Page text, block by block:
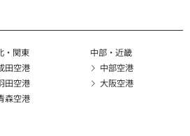
・関東
田空港
田空港
森空港
中部・近畿
中部空港
大阪空港